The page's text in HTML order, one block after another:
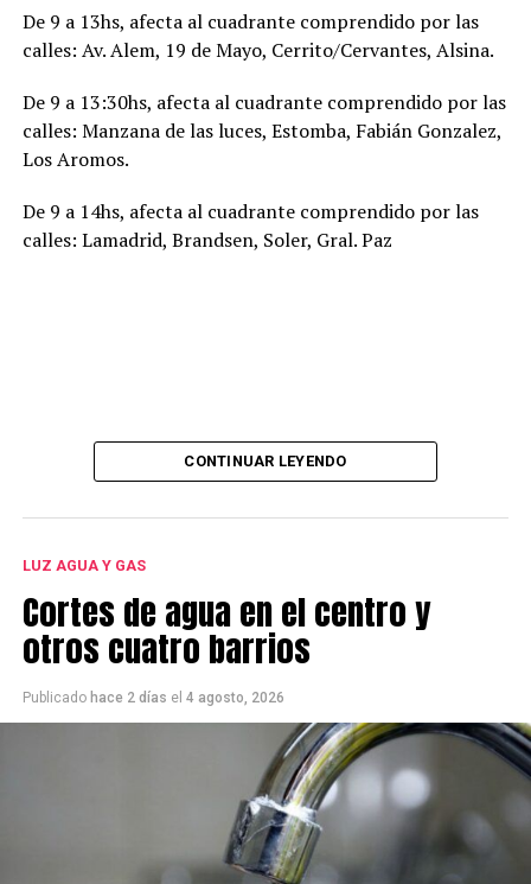
De 9 a 13hs, afecta al cuadrante comprendido por las
calles: Av. Alem, 19 de Mayo, Cerrito/Cervantes, Alsina.
De 9 a 13:30hs, afecta al cuadrante comprendido por las
calles: Manzana de las luces, Estomba, Fabián Gonzalez,
Los Aromos.
De 9 a 14hs, afecta al cuadrante comprendido por las
calles: Lamadrid, Brandsen, Soler, Gral. Paz
CONTINUAR LEYENDO
LUZ AGUA Y GAS
Cortes de agua en el centro y
otros cuatro barrios
Publicado hace 2 días el 4 agosto, 2026